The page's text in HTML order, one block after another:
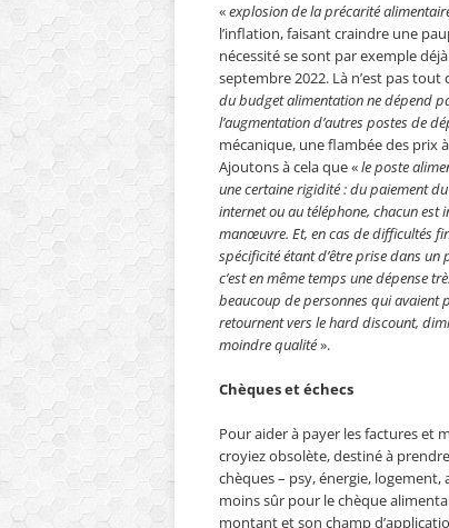
«explosion de la précarité
l’inflation, faisant craindre une
nécessité se sont par exemple
septembre 2022. Là n’est pas
du budget alimentation ne dépend
l’augmentation d’autres postes de
mécanique, une flambée des prix
Ajoutons à cela que «le poste
une certaine rigidité : du paiement
internet ou au téléphone, chacun est
manœuvre. Et, en cas de difficultés
spécificité étant d’être prise dans
c’est en même temps une dépense
beaucoup de personnes qui avaient
retournent vers le hard discount,
moindre qualité».
Chèques et échecs
Pour aider à payer les factures et
croyiez obsolète, destiné à
chèques – psy, énergie,
moins sûr pour le chèque
montant et son champ